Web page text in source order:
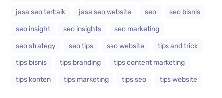
jasa seo terbaik
jasa seo website seo
seo bisnis
seo insight
seo insights
seo marketing
seo strategy
seo tips seo website
tips and trick
tips bisnis
tips branding
tips content marketing
tips konten
tips marketing tips seo tips website